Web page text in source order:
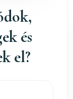
és
el?